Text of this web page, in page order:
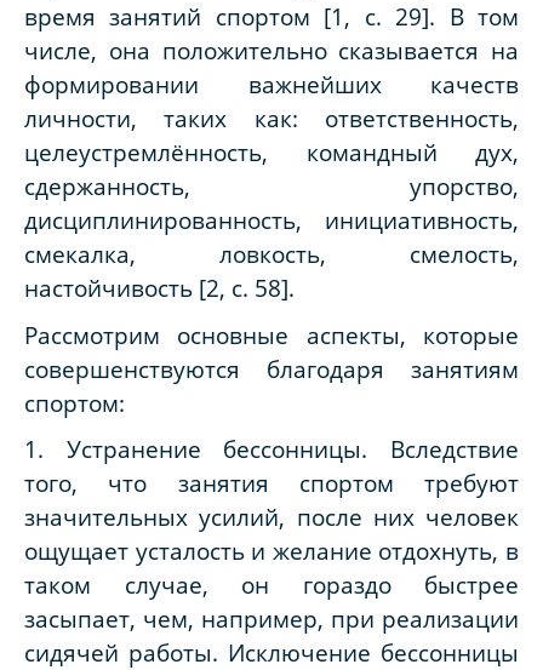
время занятий спортом [1, с. 29]. В том
числе, она положительно сказывается на
формировании важнейших качеств
личности, таких как: ответственность,
целеустремлённость, командный дух,
сдержанность, упорство,
дисциплинированность, инициативность,
смекалка, ловкость, смелость,
настойчивость [2, с. 58].
Рассмотрим основные аспекты, которые
совершенствуются благодаря занятиям
спортом:
1. Устранение бессонницы. Вследствие
того, что занятия спортом требуют
значительных усилий, после них человек
ощущает усталость и желание отдохнуть, в
таком случае, он гораздо быстрее
засыпает, чем, например, при реализации
сидячей работы. Исключение бессонницы